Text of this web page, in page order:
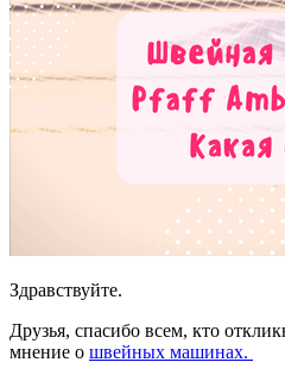
Здравствуйте.
Друзья, спасибо всем, кто
мнение о швейных машинах.